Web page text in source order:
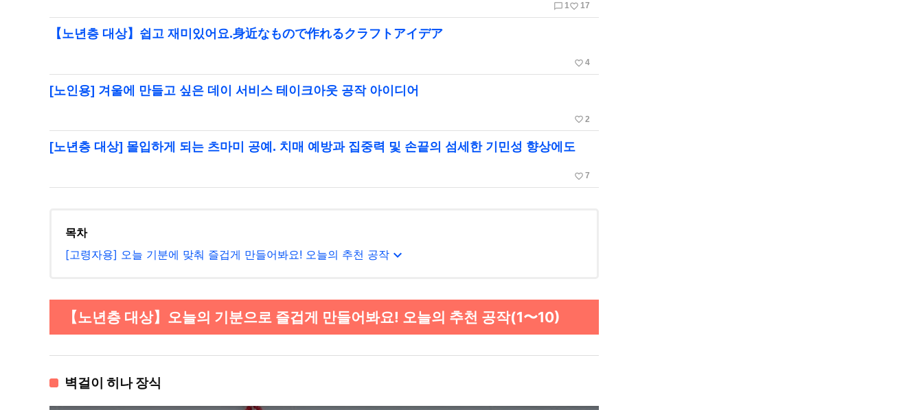
chat_bubble_outline 1favorite_border 17
【노년층 대상】쉽고 재미있어요.身近なもので作れるクラフトアイデア
favorite_border 4
[노인용] 겨울에 만들고 싶은 데이 서비스 테이크아웃 공작 아이디어
favorite_border 2
[노년층 대상] 몰입하게 되는 츠마미 공예. 치매 예방과 집중력 및 손끝의 섬세한 기민성 향상에도
favorite_border 7
목차
[고령자용] 오늘 기분에 맞춰 즐겁게 만들어봐요! 오늘의 추천 공작 expand_more
【노년층 대상】오늘의 기분으로 즐겁게 만들어봐요! 오늘의 추천 공작(1〜10)
벽걸이 히나 장식